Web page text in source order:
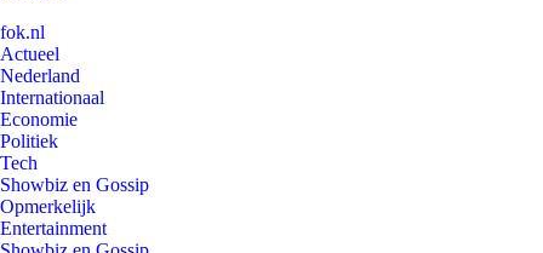
fok.nl
Actueel
Nederland
Internationaal
Economie
Politiek
Tech
Showbiz en Gossip
Opmerkelijk
Entertainment